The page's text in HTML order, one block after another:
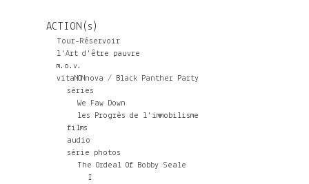
F
K
S
ACTION(s)
Tour-Réservoir
l'Art d'être pauvre
m.o.v.
vitaNONnova / Black Panther Party
séries
We Faw Down
les Progrès de l'immobilisme
films
audio
série photos
The Ordeal Of Bobby Seale
I